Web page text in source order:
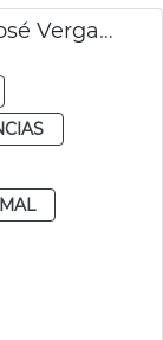
Exposición conmemorativa José Vergara Gimeno a València